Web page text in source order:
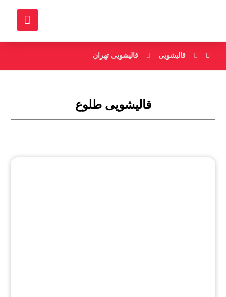
قالیشویی قالیشویی تهران
قالیشویی طلوع